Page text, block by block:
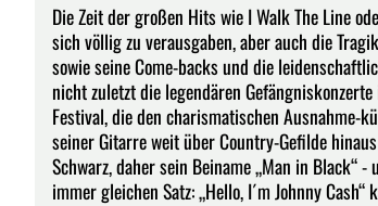
Die Zeit der großen Hits wie I Walk The Line
sich völlig zu verausgaben, aber auch die
sowie seine Come-backs und die
nicht zuletzt die legendären
Festival, die den charismatischen Ausnahme-
seiner Gitarre weit über Country-Gefilde
Schwarz, daher sein Beiname „Man in Black“
immer gleichen Satz: „Hello, I´m Johnny